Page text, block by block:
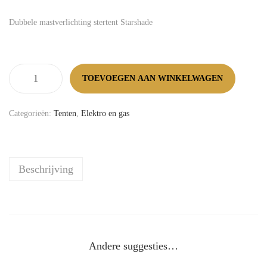
Dubbele mastverlichting stertent Starshade
TOEVOEGEN AAN WINKELWAGEN
Categorieën: Tenten, Elektro en gas
Beschrijving
Andere suggesties…